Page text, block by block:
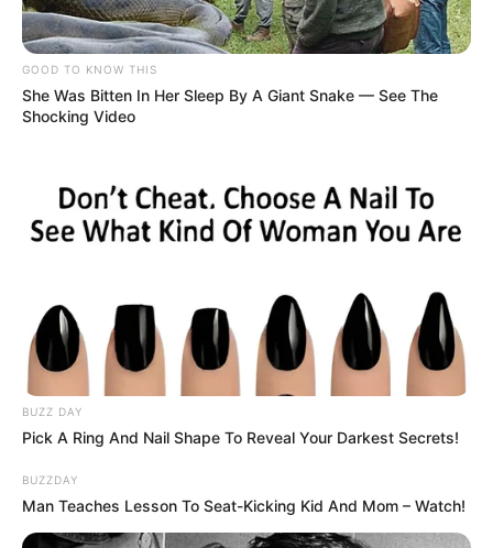
GOOD TO KNOW THIS
She Was Bitten In Her Sleep By A Giant Snake — See The
Shocking Video
BUZZ DAY
Pick A Ring And Nail Shape To Reveal Your Darkest Secrets!
BUZZDAY
Man Teaches Lesson To Seat-Kicking Kid And Mom – Watch!